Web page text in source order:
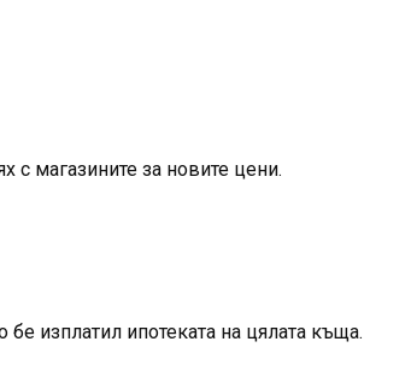
с магазините за новите цени.
изплатил ипотеката на цялата къща.